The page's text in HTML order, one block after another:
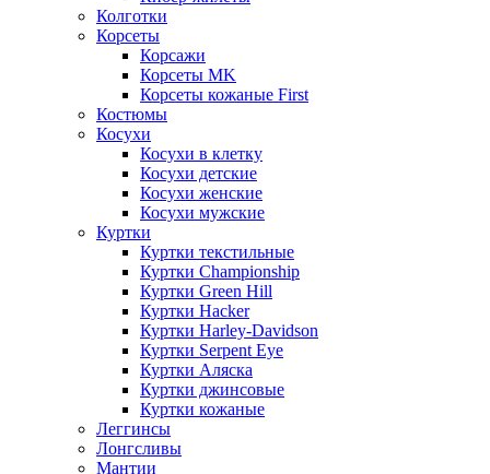
Колготки
Корсеты
Корсажи
Корсеты MK
Корсеты кожаные First
Костюмы
Косухи
Косухи в клетку
Косухи детские
Косухи женские
Косухи мужские
Куртки
Куртки текстильные
Куртки Championship
Куртки Green Hill
Куртки Hacker
Куртки Harley-Davidson
Куртки Serpent Eye
Куртки Аляска
Куртки джинсовые
Куртки кожаные
Леггинсы
Лонгсливы
Мантии